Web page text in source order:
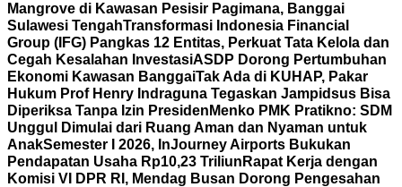
Mangrove di Kawasan Pesisir Pagimana, Banggai
Sulawesi TengahTransformasi Indonesia Financial
Group (IFG) Pangkas 12 Entitas, Perkuat Tata Kelola dan
Cegah Kesalahan InvestasiASDP Dorong Pertumbuhan
Ekonomi Kawasan BanggaiTak Ada di KUHAP, Pakar
Hukum Prof Henry Indraguna Tegaskan Jampidsus Bisa
Diperiksa Tanpa Izin Presiden Menko PMK Pratikno: SDM
Unggul Dimulai dari Ruang Aman dan Nyaman untuk
AnakSemester I 2026, InJourney Airports Bukukan
Pendapatan Usaha Rp10,23 Triliun Rapat Kerja dengan
Komisi VI DPR RI, Mendag Busan Dorong Pengesahan